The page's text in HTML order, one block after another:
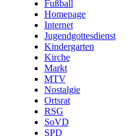
Fußball
Homepage
Internet
Jugendgottesdienst
Kindergarten
Kirche
Markt
MTV
Nostalgie
Ortsrat
RSG
SoVD
SPD